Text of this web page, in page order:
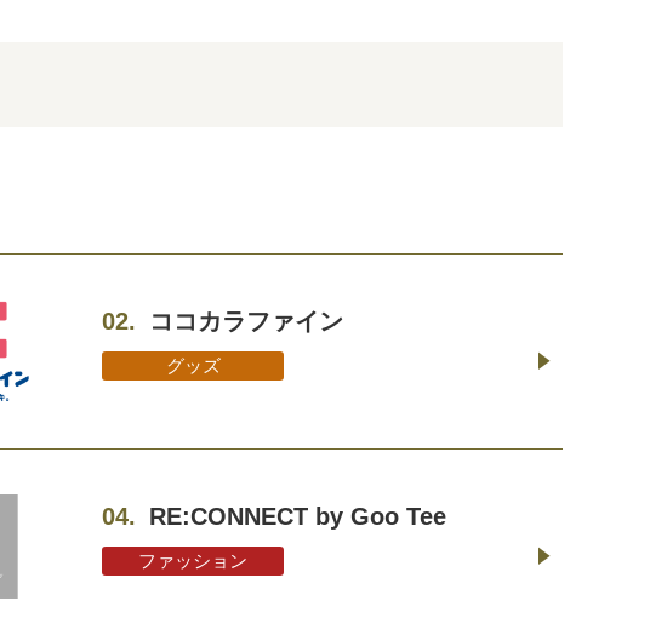
02. ココカラファイン
グッズ
04. RE:CONNECT by Goo Tee
ファッション